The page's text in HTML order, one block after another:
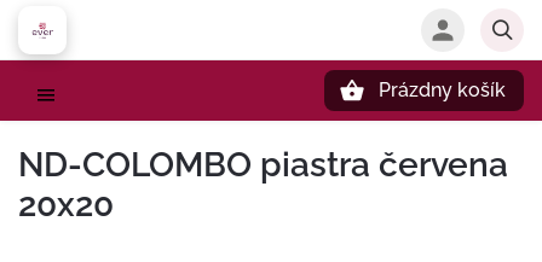
Prázdny košík
ND-COLOMBO piastra červena
20x20